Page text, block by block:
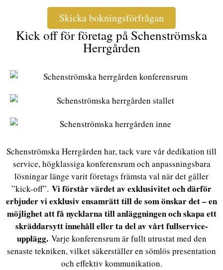
Skicka bokningsförfrågan
Kick off för företag på Schenströmska
Herrgården
Schenströmska Herrgården har, tack vare vår dedikation till
service, högklassiga konferensrum och anpassningsbara
lösningar länge varit företags främsta val när det gäller
”kick-off”. Vi förstår värdet av exklusivitet och därför
erbjuder vi exklusiv ensamrätt till de som önskar det – en
möjlighet att få nycklarna till anläggningen och skapa ett
skräddarsytt innehåll eller ta del av vårt fullservice-
upplägg.Varje konferensrum är fullt utrustat med den
senaste tekniken, vilket säkerställer en sömlös presentation
och effektiv kommunikation.